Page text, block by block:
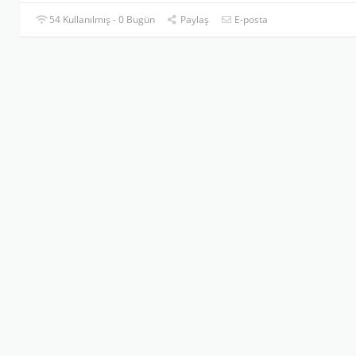
54 Kullanılmış - 0 Bugün Paylaş E-posta